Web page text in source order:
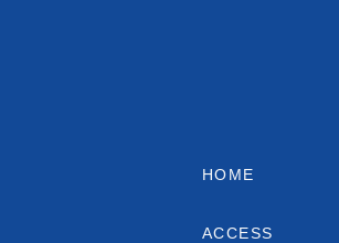
HOME
ACCESS